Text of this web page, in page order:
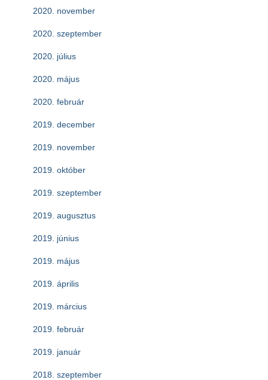
2020. november
2020. szeptember
2020. július
2020. május
2020. február
2019. december
2019. november
2019. október
2019. szeptember
2019. augusztus
2019. június
2019. május
2019. április
2019. március
2019. február
2019. január
2018. szeptember